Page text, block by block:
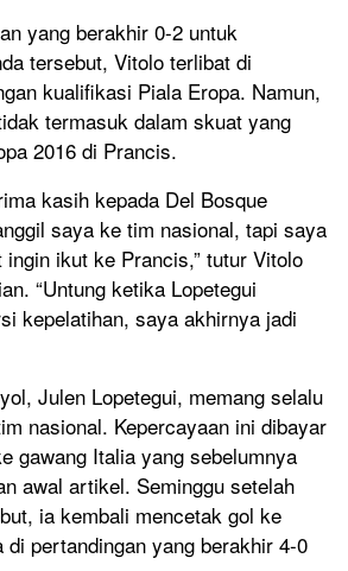
yang berakhir 0-2 untuk
tersebut, Vitolo terlibat di
kualifikasi Piala Eropa. Namun,
termasuk dalam skuat yang
2016 di Prancis.
kasih kepada Del Bosque
saya ke tim nasional, tapi saya
ikut ke Prancis,” tutur Vitolo
“Untung ketika Lopetegui
kepelatihan, saya akhirnya jadi
Julen Lopetegui, memang selalu
nasional. Kepercayaan ini dibayar
gawang Italia yang sebelumnya
awal artikel. Seminggu setelah
ia kembali mencetak gol ke
di pertandingan yang berakhir 4-0